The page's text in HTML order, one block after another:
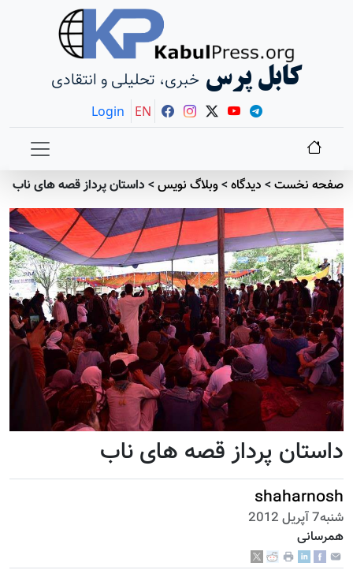
کابل پرس خبری، تحلیلی و انتقادی
Login EN
صفحه نخست> دیدگاه>وبلاگ نویس> داستان پرداز قصه های ناب
داستان پرداز قصه های ناب
shaharnosh
شنبه7 آپریل 2012
همرسانی